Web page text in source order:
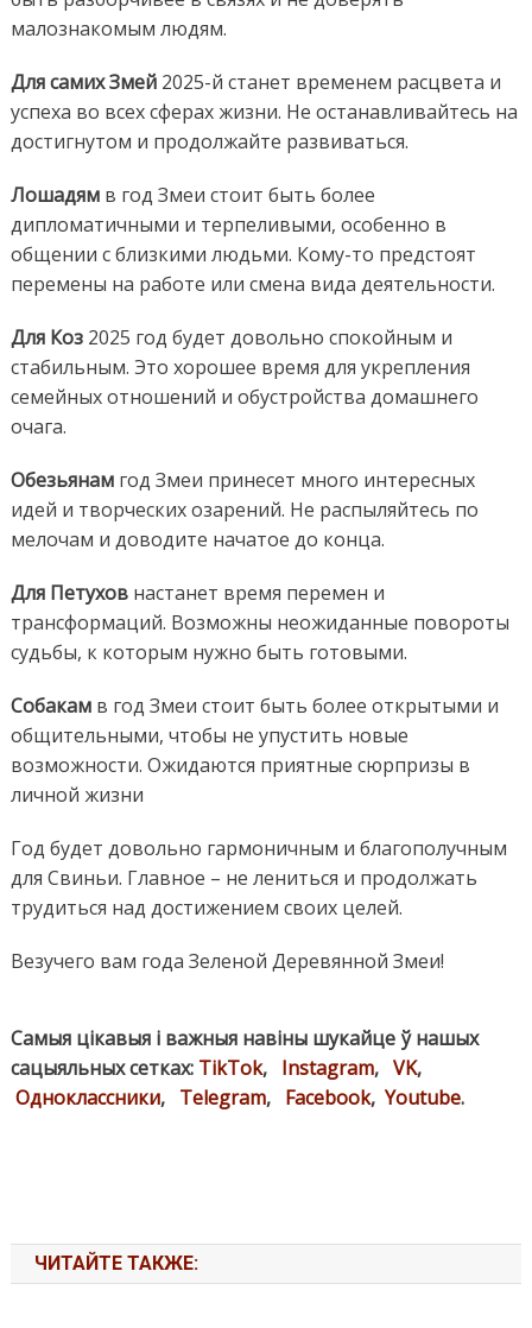
малознакомым людям.
Для самих Змей2025-й станет временем расцвета и
успеха во всех сферах жизни. Не останавливайтесь на
достигнутом и продолжайте развиваться.
Лошадямв год Змеи стоит быть более
дипломатичными и терпеливыми, особенно в
общении с близкими людьми. Кому-то предстоят
перемены на работе или смена вида деятельности.
Для Коз2025 год будет довольно спокойным и
стабильным. Это хорошее время для укрепления
семейных отношений и обустройства домашнего
очага.
Обезьянамгод Змеи принесет много интересных
идей и творческих озарений. Не распыляйтесь по
мелочам и доводите начатое до конца.
Для Петуховнастанет время перемен и
трансформаций. Возможны неожиданные повороты
судьбы, к которым нужно быть готовыми.
Собакамв год Змеи стоит быть более открытыми и
общительными, чтобы не упустить новые
возможности. Ожидаются приятные сюрпризы в
личной жизни
Год будет довольно гармоничным и благополучным
для Свиньи. Главное – не лениться и продолжать
трудиться над достижением своих целей.
Везучего вам года Зеленой Деревянной Змеи!
Самыя цікавыя і важныя навіны шукайце ў нашых
сацыяльных сетках: TikTok, Instagram, VK,
Одноклассники, Telegram, Facebook, Youtube.
ЧИТАЙТЕ ТАКЖЕ: